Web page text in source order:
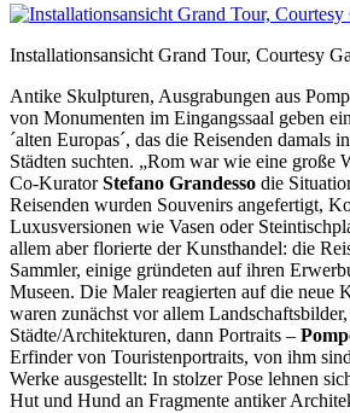
Installationsansicht Grand Tour, Courtesy
Antike Skulpturen, Ausgrabungen aus
von Monumenten im Eingangssaal geben
´alten Europas´, das die Reisenden damals
Städten suchten. „Rom war wie eine große
Co-KuratorStefano Grandesso die
Reisenden wurden Souvenirs angefertigt,
Luxusversionen wie Vasen oder
allem aber florierte der Kunsthandel: die
Sammler, einige gründeten auf ihren
Museen. Die Maler reagierten auf die neue
waren zunächst vor allem
Städte/Architekturen, dann Portraits –
Erfinder von Touristenportraits, von ihm
Werke ausgestellt: In stolzer Pose lehnen
Hut und Hund an Fragmente antiker